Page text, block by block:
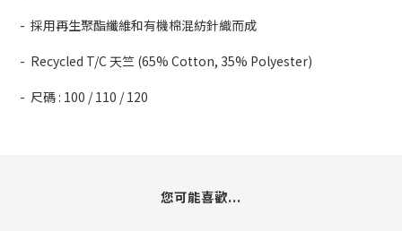
- 採用再生聚酯纖維和有機棉混紡針織而成
- Recycled T/C 天竺 (65% Cotton, 35% Polyester)
- 尺碼 : 100 / 110 / 120
您可能喜歡...